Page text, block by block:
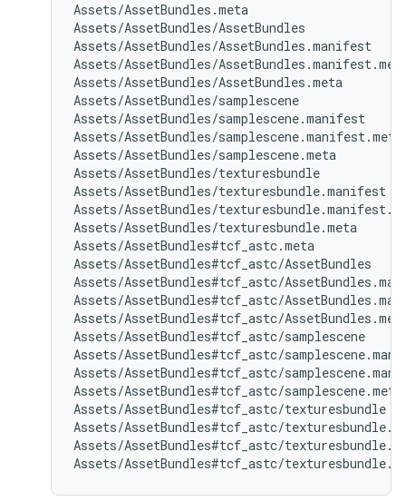
Assets/AssetBundles.meta
Assets/AssetBundles/AssetBundles
Assets/AssetBundles/AssetBundles.manifest
Assets/AssetBundles/
Assets/AssetBundles/AssetBundles.meta
Assets/AssetBundles/samplescene
Assets/AssetBundles/samplescene.manifest
Assets/AssetBundles/samplescene.manifest.meta
Assets/AssetBundles/samplescene.meta
Assets/AssetBundles/texturesbundle
Assets/AssetBundles/texturesbundle.manifest
Assets/AssetBundles/
Assets/AssetBundles/texturesbundle.meta
Assets/AssetBundles#tcf_astc.meta
Assets/AssetBundles#tcf_astc/AssetBundles
Assets/AssetBundles#tcf_astc/
Assets/AssetBundles#tcf_astc/
Assets/AssetBundles#tcf_astc/
Assets/AssetBundles#tcf_astc/samplescene
Assets/AssetBundles#tcf_astc/
Assets/AssetBundles#tcf_astc/
Assets/AssetBundles#tcf_astc/samplescene.meta
Assets/AssetBundles#tcf_astc/texturesbundle
Assets/AssetBundles#tcf_astc/
Assets/AssetBundles#tcf_astc/